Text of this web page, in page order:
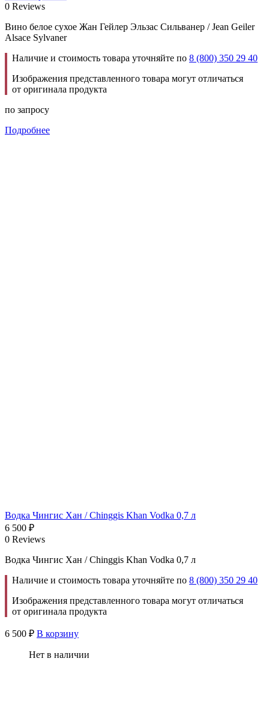
0 Reviews
Вино белое сухое Жан Гейлер Эльзас Сильванер / Jean Geiler
Alsace Sylvaner
Наличие и стоимость товара уточняйте по 8 (800) 350 29 40
Изображения представленного товара могут отличаться
от оригинала продукта
по запросу
Подробнее
Водка Чингис Хан / Chinggis Khan Vodka 0,7 л
6 500 ₽
0 Reviews
Водка Чингис Хан / Chinggis Khan Vodka 0,7 л
Наличие и стоимость товара уточняйте по 8 (800) 350 29 40
Изображения представленного товара могут отличаться
от оригинала продукта
6 500 ₽ В корзину
Нет в наличии